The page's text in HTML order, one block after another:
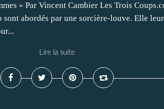
» Par Vincent Cambier Les Trois
abordés par une sorcière-louve. Elle
Lire la suite